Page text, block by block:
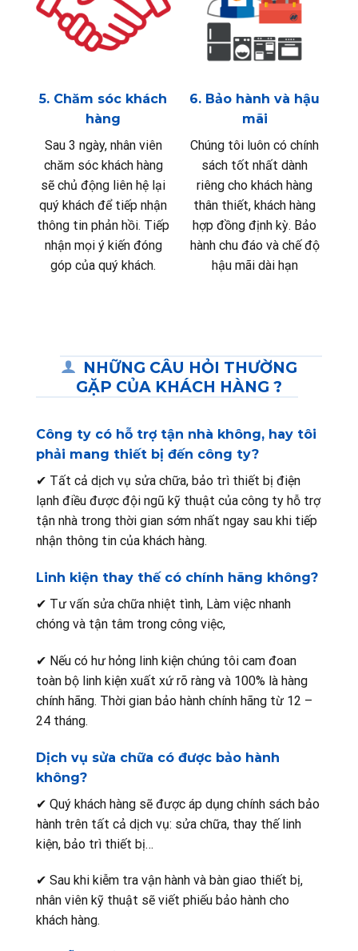
5. Chăm sóc khách
hàng
Sau 3 ngày, nhân viên
chăm sóc khách hàng
sẽ chủ động liên hệ lại
quý khách để tiếp nhận
thông tin phản hồi. Tiếp
nhận mọi ý kiến đóng
góp của quý khách.
6. Bảo hành và hậu
mãi
Chúng tôi luôn có chính
sách tốt nhất dành
riêng cho khách hàng
thân thiết, khách hàng
hợp đồng định kỳ. Bảo
hành chu đáo và chế độ
hậu mãi dài hạn
NHỮNG CÂU HỎI THƯỜNG
GẶP CỦA KHÁCH HÀNG ?
Công ty có hỗ trợ tận nhà không, hay tôi
phải mang thiết bị đến công ty?
✔ Tất cả dịch vụ sửa chữa, bảo trì thiết bị điện
lạnh điều được đội ngũ kỹ thuật của công ty hỗ trợ
tận nhà trong thời gian sớm nhất ngay sau khi tiếp
nhận thông tin của khách hàng.
Linh kiện thay thế có chính hãng không?
✔ Tư vấn sửa chữa nhiệt tình, Làm việc nhanh
chóng và tận tâm trong công việc,
✔ Nếu có hư hỏng linh kiện chúng tôi cam đoan
toàn bộ linh kiện xuất xứ rõ ràng và 100% là hàng
chính hãng. Thời gian bảo hành chính hãng từ 12 –
24 tháng.
Dịch vụ sửa chữa có được bảo hành
không?
✔ Quý khách hàng sẽ được áp dụng chính sách bảo
hành trên tất cả dịch vụ: sửa chữa, thay thế linh
kiện, bảo trì thiết bị…
✔ Sau khi kiễm tra vận hành và bàn giao thiết bị,
nhân viên kỹ thuật sẽ viết phiếu bảo hành cho
khách hàng.